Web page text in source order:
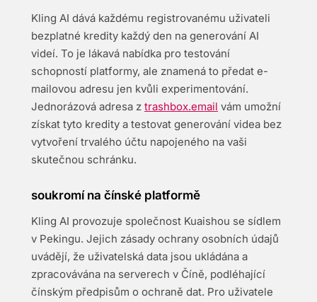
Kling AI dává každému registrovanému uživateli
bezplatné kredity každý den na generování AI
videí. To je lákavá nabídka pro testování
schopností platformy, ale znamená to předat e-
mailovou adresu jen kvůli experimentování.
Jednorázová adresa z trashbox.email vám umožní
získat tyto kredity a testovat generování videa bez
vytvoření trvalého účtu napojeného na vaši
skutečnou schránku.
soukromí na čínské platformě
Kling AI provozuje společnost Kuaishou se sídlem
v Pekingu. Jejich zásady ochrany osobních údajů
uvádějí, že uživatelská data jsou ukládána a
zpracovávána na serverech v Číně, podléhající
čínským předpisům o ochraně dat. Pro uživatele